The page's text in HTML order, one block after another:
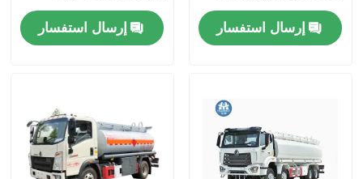
نيوتن متر، 4-6 لتر، 5-10
طن
إرسال استفسار
الوقود شاحنة نقل مركبة
إرسال استفسار